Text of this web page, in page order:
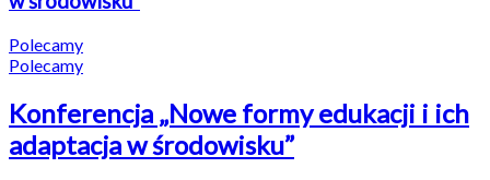
Polecamy
Polecamy
Konferencja „Nowe formy edukacji i ich
adaptacja w środowisku”